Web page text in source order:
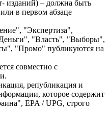
изданий) – должна быть
в первом абзаце
"Экспертиза",
"Власть", "Выборы",
"Промо" публикуются на
совместно с
републикация и
которое содержит
EPA / UPG, строго